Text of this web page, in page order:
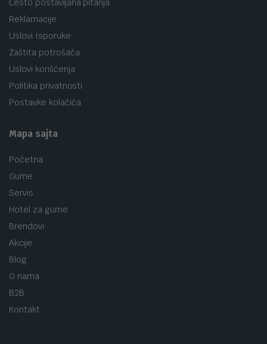
Često postavljana pitanja
Reklamacije
Uslovi Isporuke
Zaštita potrošača
Uslovi korišćenja
Politika privatnosti
Postavke kolačića
Mapa sajta
Početna
Gume
Servis
Hotel za gume
Brendovi
Akcije
Blog
O nama
B2B
Kontakt